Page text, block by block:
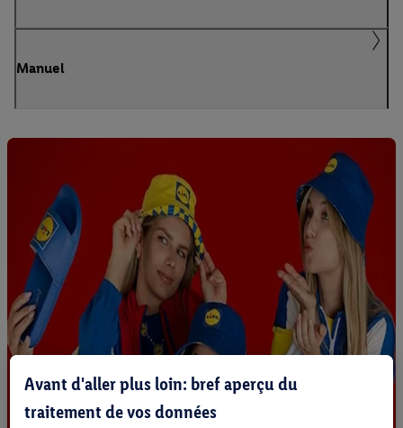
Manuel
Avant d'aller plus loin: bref aperçu du
traitement de vos données